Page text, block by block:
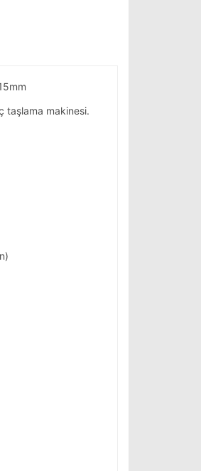
taşlama makinesi.